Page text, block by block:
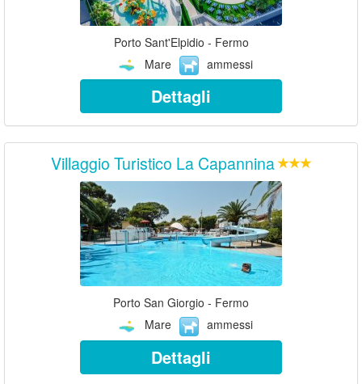
Porto Sant'Elpidio - Fermo
Mare
ammessi
Dettagli
Villaggio Turistico La Capannina
Porto San Giorgio - Fermo
Mare
ammessi
Dettagli